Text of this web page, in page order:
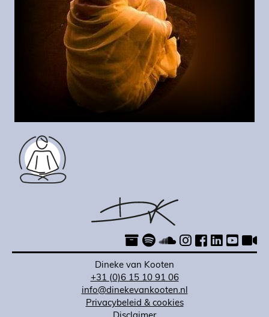
Dineke van Kooten
+31 (0)6 15 10 91 06
info@dinekevankooten.nl
Privacybeleid & cookies